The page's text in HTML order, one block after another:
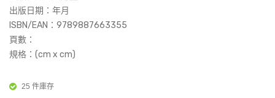
出版日期：年月
ISBN/EAN： 9789887663355
頁數：
規格：(cm x cm)
25 件庫存